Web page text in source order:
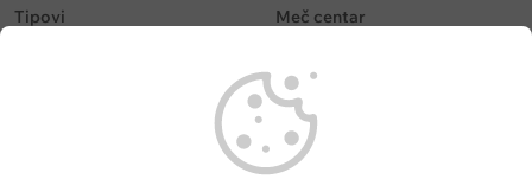
Tipovi
Meč centar
Fudbalske utakmice danas
Superliga Srbije
Liga Šampiona
Liga Evrope